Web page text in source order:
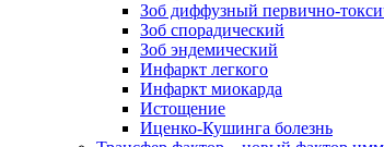
Зоб диффузный первично-
Зоб спорадический
Зоб эндемический
Инфаркт легкого
Инфаркт миокарда
Истощение
Иценко-Кушинга болезнь